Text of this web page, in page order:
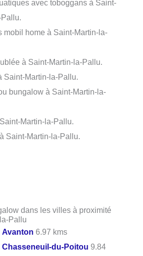
avec toboggans à Saint-
mobil home à Saint-Martin-la-
à Saint-Martin-la-Pallu.
Saint-Martin-la-Pallu.
bungalow à Saint-Martin-la-
Martin-la-Pallu.
Saint-Martin-la-Pallu.
dans les villes à proximité
Pallu
Avanton 6.97 kms
Chasseneuil-du-Poitou 9.84